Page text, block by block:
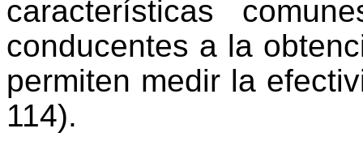
características
conducentes a la
permiten medir la
114).